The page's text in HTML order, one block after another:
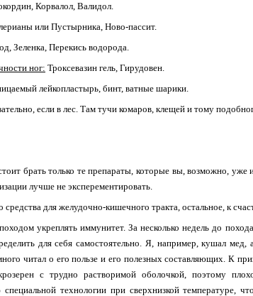
Корвалол, Валидол.
или Пустырника, Ново-пассит.
Зеленка, Перекись водорода.
ног: Троксевазин гель, Гирудовен.
лейкопластырь, бинт, ватные шарики.
если в лес. Там тучи комаров, клещей и тому
брать только те препараты, которые вы, возможно, уже
лучше не эксперементировать.
для желудочно-кишечного тракта, остальное, к
укреплять иммунитет. За несколько недель до
для себя самостоятельно. Я, например, кушал мед,
читал о его пользе и его полезных составляющих. К
с трудно растворимой оболочкой, поэтому
технологии при сверхнизкой температуре,